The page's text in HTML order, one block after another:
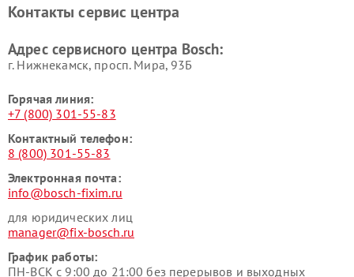
Ремонт сушильных автоматовРемонт морозильных камер
Контакты сервис центра
Адрес сервисного центра Bosch:
г. Нижнекамск, просп. Мира, 93Б
Горячая линия:
+7 (800) 301-55-83
Контактный телефон:
8 (800) 301-55-83
Электронная почта:
info@bosch-fixim.ru
для юридических лиц
manager@fix-bosch.ru
График работы:
ПН-ВСК с 9:00 до 21:00 без перерывов и выходных